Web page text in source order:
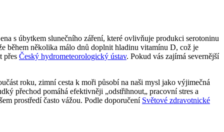
s úbytkem slunečního záření, které ovlivňuje produkci serotoninu
během několika málo dnů doplnit hladinu vitamínu D, což je
přes Český hydrometeorologický ústav. Pokud vás zajímá severnější
roku, zimní cesta k moři působí na naši mysl jako výjimečná
přechod pomáhá efektivněji „odstřihnout„ pracovní stres a
prostředí často vážou. Podle doporučení Světové zdravotnické